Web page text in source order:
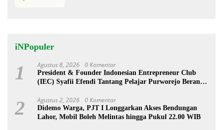
iNPopuler
1 Agustus 8, 2026 0 Komentar
President & Founder Indonesian Entrepreneur Club
(IEC) Syafii Efendi Tantang Pelajar Purworejo Berani
2 Agustus 2, 2026 0 Komentar
Didemo Warga, PJT I Longgarkan Akses Bendungan
Lahor, Mobil Boleh Melintas hingga Pukul 22.00 WIB